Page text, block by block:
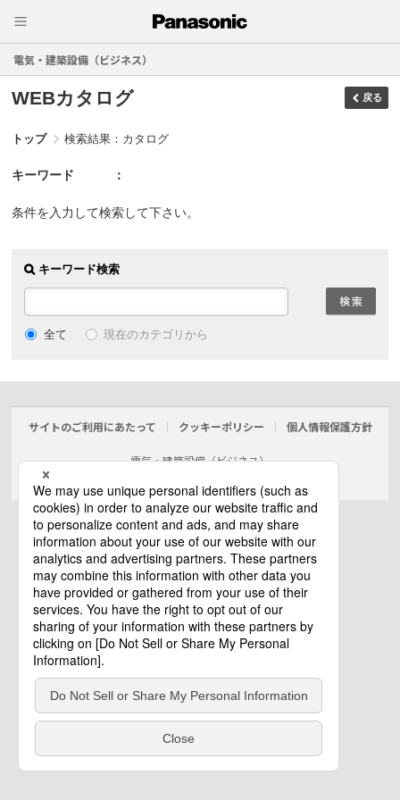
電気・建築設備（ビジネス）
WEBカタログ 戻る
トップ 検索結果：カタログ
キーワード
条件を入力して検索して下さい。
キーワード検索
全て 現在のカテゴリから
サイトのご利用にあたって クッキーポリシー 個人情報保護方針
電気・建築設備（ビジネス）